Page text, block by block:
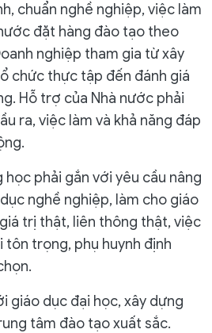
chuẩn nghề nghiệp, việc làm
đặt hàng đào tạo theo
nghiệp tham gia từ xây
chức thực tập đến đánh giá
Hỗ trợ của Nhà nước phải
ra, việc làm và khả năng đáp
học phải gắn với yêu cầu nâng
nghề nghiệp, làm cho giáo
trị thật, liên thông thật, việc
tôn trọng, phụ huynh định
giáo dục đại học, xây dựng
tâm đào tạo xuất sắc.